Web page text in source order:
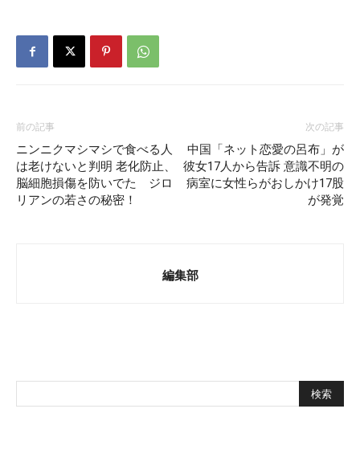
前の記事
ニンニクマシマシで食べる人
は老けないと判明 老化防止、
脳細胞損傷を防いでた ジロ
リアンの若さの秘密！
次の記事
中国「ネット恋愛の呂布」が
彼女17人から告訴 意識不明の
病室に女性らがおしかけ17股
が発覚
編集部